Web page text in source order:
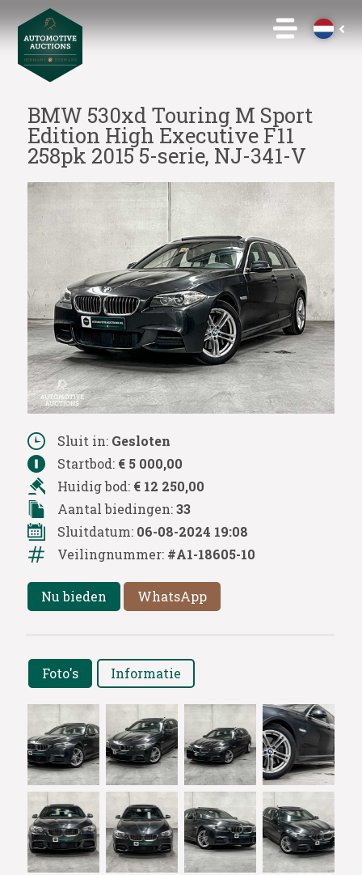
BMW 530xd Touring M Sport
Edition High Executive F11
258pk 2015 5-serie, NJ-341-V
Sluit in: Gesloten
Startbod: € 5 000,00
Huidig bod: € 12 250,00
Aantal biedingen:33
Sluitdatum: 06-08-2024 19:08
Veilingnummer: #A1-18605-10
Nu bieden WhatsApp
Foto's Informatie